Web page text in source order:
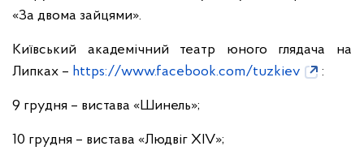
«За двома зайцями».
Київський академічний театр юного глядача на
Липках – https://www.facebook.com/tuzkiev :
9 грудня – вистава «Шинель»;
10 грудня – вистава «Людвіг ХIV»;